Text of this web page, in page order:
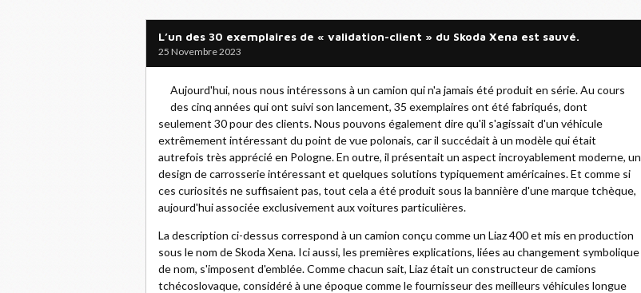
L’un des 30 exemplaires de « validation-client » du Skoda Xena est sauvé.
25 Novembre 2023
Aujourd'hui, nous nous intéressons à un camion qui n'a jamais été produit en série. Au cours
des cinq années qui ont suivi son lancement, 35 exemplaires ont été fabriqués, dont
seulement 30 pour des clients. Nous pouvons également dire qu'il s'agissait d'un véhicule
extrêmement intéressant du point de vue polonais, car il succédait à un modèle qui était
autrefois très apprécié en Pologne. En outre, il présentait un aspect incroyablement moderne, un
design de carrosserie intéressant et quelques solutions typiquement américaines. Et comme si
ces curiosités ne suffisaient pas, tout cela a été produit sous la bannière d'une marque tchèque,
aujourd'hui associée exclusivement aux voitures particulières.
La description ci-dessus correspond à un camion conçu comme un Liaz 400 et mis en production
sous le nom de Skoda Xena. Ici aussi, les premières explications, liées au changement symbolique
de nom, s'imposent d'emblée. Comme chacun sait, Liaz était un constructeur de camions
tchécoslovaque, considéré à une époque comme le fournisseur des meilleurs véhicules longue